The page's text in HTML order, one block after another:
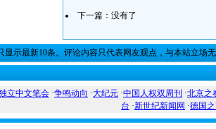
下一篇：没有了
显示最新10条。评论内容只代表网友观点，与本站立场
立中文笔会 ·争鸣动向 ·大纪元 ·中国人权双周刊 ·北京之
台 ·新世纪新闻网 ·德国